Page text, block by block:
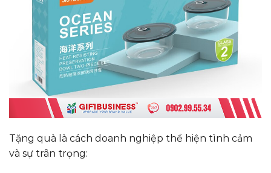
Tặng quà là cách doanh nghiệp thể hiện tình cảm
và sự trân trọng: